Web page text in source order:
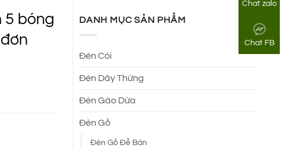
Chat zalo
Chat FB
DANH MỤC SẢN PHẨM
Đèn Cói
Đèn Dây Thừng
Đèn Gáo Dừa
Đèn Gỗ
Đèn Gỗ Để Bàn
5 bóng